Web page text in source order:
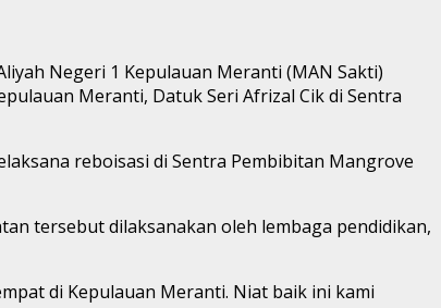
Negeri 1 Kepulauan Meranti (MAN Sakti)
Meranti, Datuk Seri Afrizal Cik di Sentra
reboisasi di Sentra Pembibitan Mangrove
tersebut dilaksanakan oleh lembaga pendidikan,
di Kepulauan Meranti. Niat baik ini kami